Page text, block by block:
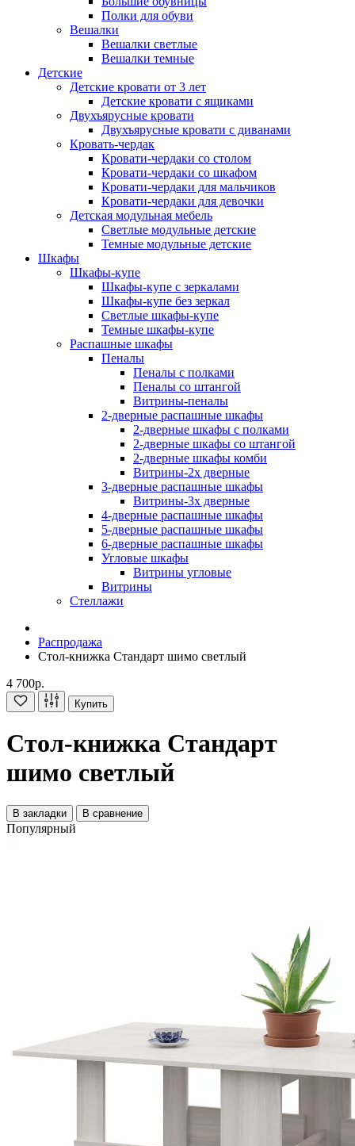
Полки для обуви
Вешалки
Вешалки светлые
Вешалки темные
Детские
Детские кровати от 3 лет
Детские кровати с ящиками
Двухъярусные кровати
Двухъярусные кровати с диванами
Кровать-чердак
Кровати-чердаки со столом
Кровати-чердаки со шкафом
Кровати-чердаки для мальчиков
Кровати-чердаки для девочки
Детская модульная мебель
Светлые модульные детские
Темные модульные детские
Шкафы
Шкафы-купе
Шкафы-купе с зеркалами
Шкафы-купе без зеркал
Светлые шкафы-купе
Темные шкафы-купе
Распашные шкафы
Пеналы
Пеналы с полками
Пеналы со штангой
Витрины-пеналы
2-дверные распашные шкафы
2-дверные шкафы с полками
2-дверные шкафы со штангой
2-дверные шкафы комби
Витрины-2х дверные
3-дверные распашные шкафы
Витрины-3х дверные
4-дверные распашные шкафы
5-дверные распашные шкафы
6-дверные распашные шкафы
Угловые шкафы
Витрины угловые
Витрины
Стеллажи
Распродажа
Стол-книжка Стандарт шимо светлый
4 700р.
Купить
Стол-книжка Стандарт
шимо светлый
В закладки В сравнение
Популярный